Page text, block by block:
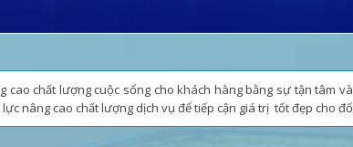
1. Minh bạch & Uy tín
Chúng tôi cung cấp sản phẩm và dịch vụ với lòng chính
hàng cùng các đối tác là kim chỉ nam trong quá trình xây